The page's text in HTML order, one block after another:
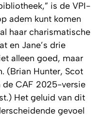
is de VPI-
adem kunt komen
haar charismatische
en Jane’s drie
alleen goed, maar
(Brian Hunter, Scot
de CAF 2025-versie
.) Het geluid van dit
gevoel